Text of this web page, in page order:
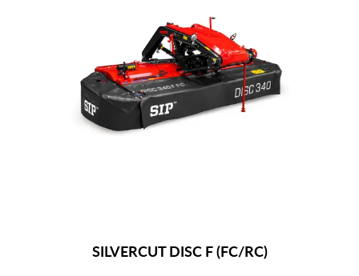
SILVERCUT DISC F (FC/RC)